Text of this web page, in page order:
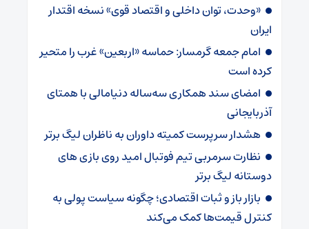
«وحدت، توان داخلی و اقتصاد قوی» نسخه اقتدار
ایران
امام جمعه گرمسار: حماسه «اربعین» غرب را متحیر
کرده است
امضای سند همکاری سه‌ساله دنیامالی با همتای
آذربایجانی
هشدار سرپرست ‌کمیته داوران به ناظران لیگ برتر
نظارت سرمربی تیم‌ فوتبال امید روی بازی های
دوستانه لیگ برتر
بازار باز و ثبات اقتصادی؛ چگونه سیاست پولی به
کنترل قیمت‌ها کمک می‌کند